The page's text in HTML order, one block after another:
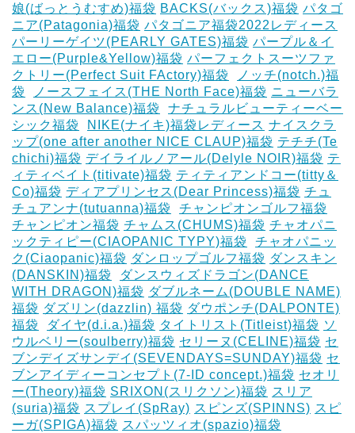
娘(ばっとうむすめ)福袋 BACKS(バックス)福袋 パタゴ
ニア(Patagonia)福袋 パタゴニア福袋2022レディース
パーリーゲイツ(PEARLY GATES)福袋 パープル＆イ
エロー(Purple&Yellow)福袋 パーフェクトスーツファ
クトリー(Perfect Suit FActory)福袋
ノッチ(notch.)福
袋
ノースフェイス(THE North Face)福袋 ニューバラ
ンス(New Balance)福袋
ナチュラルビューティーベー
シック福袋
NIKE(ナイキ)福袋レディース ナイスクラ
ップ(one after another NICE CLAUP)福袋 テチチ(Te
chichi)福袋 デイライルノアール(Delyle NOIR)福袋 テ
ィティベイト(titivate)福袋 ティティアンドコー(titty＆
Co)福袋 ディアプリンセス(Dear Princess)福袋 チュ
チュアンナ(tutuanna)福袋
チャンピオンゴルフ福袋
チャンピオン福袋 チャムス(CHUMS)福袋 チャオパニ
ックティピー(CIAOPANIC TYPY)福袋
チャオパニッ
ク(Ciaopanic)福袋 ダンロップゴルフ福袋 ダンスキン
(DANSKIN)福袋
ダンスウィズドラゴン(DANCE
WITH DRAGON)福袋 ダブルネーム(DOUBLE NAME)
福袋 ダズリン(dazzlin) 福袋 ダウポンチ(DALPONTE)
福袋
ダイヤ(d.i.a.)福袋 タイトリスト(Titleist)福袋 ソ
ウルベリー(soulberry)福袋 セリーヌ(CELINE)福袋 セ
ブンデイズサンデイ(SEVENDAYS=SUNDAY)福袋 セ
ブンアイディーコンセプト(7-ID concept.)福袋 セオリ
ー(Theory)福袋 SRIXON(スリクソン)福袋 スリア
(suria)福袋 スプレイ(SpRay) スピンズ(SPINNS) スピ
ーガ(SPIGA)福袋 スパッツィオ(spazio)福袋